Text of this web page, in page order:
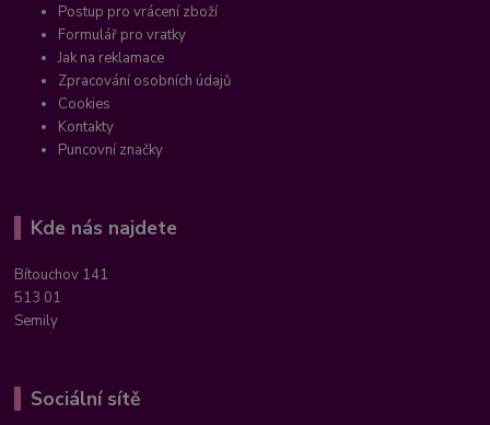
Postup pro vrácení zboží
Formulář pro vratky
Jak na reklamace
Zpracování osobních údajů
Cookies
Kontakty
Puncovní značky
Kde nás najdete
Bítouchov 141
513 01
Semily
Sociální sítě